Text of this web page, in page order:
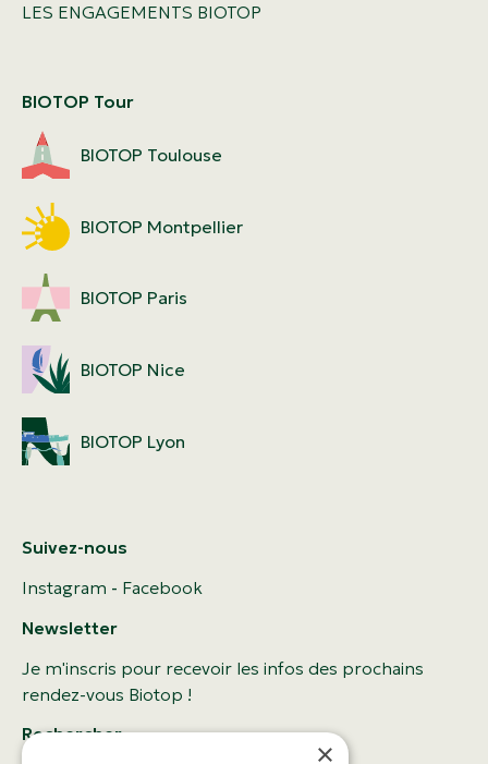
LES ENGAGEMENTS BIOTOP
BIOTOP Tour
BIOTOP Toulouse
BIOTOP Montpellier
BIOTOP Paris
BIOTOP Nice
BIOTOP Lyon
Suivez-nous
Instagram - Facebook
Newsletter
Je m'inscris pour recevoir les infos des prochains
rendez-vous Biotop !
Rechercher
×